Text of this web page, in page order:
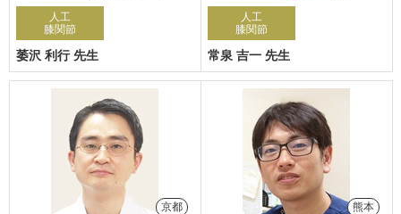
人工
膝関節
萎沢 利行 先生
人工
膝関節
常泉 吉一 先生
京都 熊本